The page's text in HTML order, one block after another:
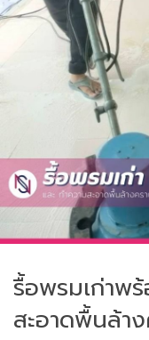
รื้อพรมเก่าพ
สะอาดพื้นล้า